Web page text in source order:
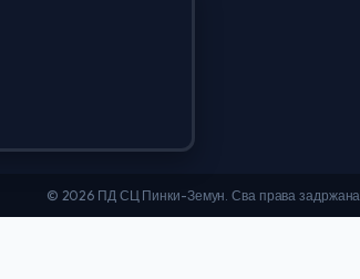
© 2026 ПД СЦ Пинки-Земун. Сва права задржана.